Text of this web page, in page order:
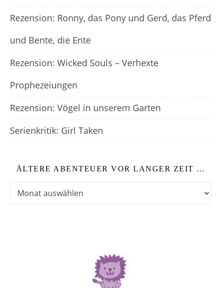
Rezension: Ronny, das Pony und Gerd, das Pferd
und Bente, die Ente
Rezension: Wicked Souls – Verhexte
Prophezeiungen
Rezension: Vögel in unserem Garten
Serienkritik: Girl Taken
ÄLTERE ABENTEUER VOR LANGER ZEIT …